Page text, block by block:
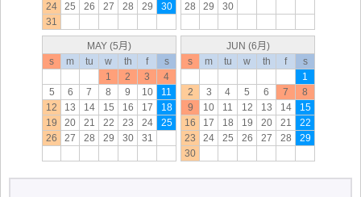
24
25 26 27 28 29
30
31
28
29 30
MAY (5月)
s
m tu w th f
s
1
2 3
4
5
6 7 8 9 10
11
12
13 14 15 16 17
18
19
20 21 22 23 24
25
26
27 28 29 30 31
JUN (6月)
s
m tu w th f
s
1
2
3 4 5 6 7
8
9
10 11 12 13 14
15
16
17 18 19 20 21
22
23
24 25 26 27 28
29
30